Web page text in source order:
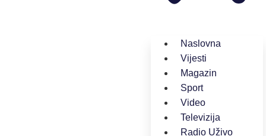
Naslovna
Vijesti
Magazin
Sport
Video
Televizija
Radio Uživo